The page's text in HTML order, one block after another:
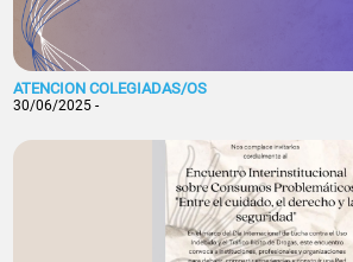
ATENCION COLEGIADAS/OS
30/06/2025 -